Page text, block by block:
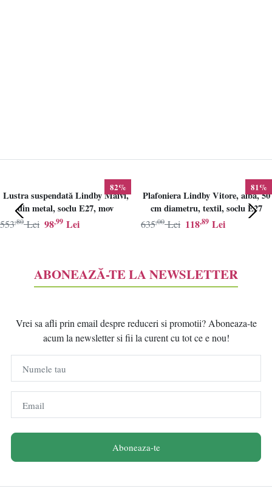
82%
Lustra suspendată Lindby Maivi,
din metal, soclu E27, mov
98,99 Lei
553,80 Lei
81%
Plafoniera Lindby Vitore, alba, 50
cm diametru, textil, soclu E27
118,89 Lei
635,00 Lei
ABONEAZĂ-TE LA NEWSLETTER
Vrei sa afli prin email despre reduceri si promotii? Aboneaza-te
acum la newsletter si fii la curent cu tot ce e nou!
Numele tau
Email
Aboneaza-te